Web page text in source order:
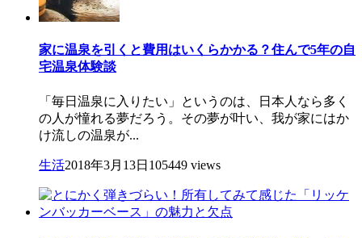
家に温泉を引くと費用はいくらかかる？住んで5年の自
宅温泉体験談
「毎日温泉に入りたい」というのは、日本人なら多く
の人が憧れる夢だろう。その夢が叶い、我が家にはか
け流しの温泉が...
生活2018年3月13日 105449 views